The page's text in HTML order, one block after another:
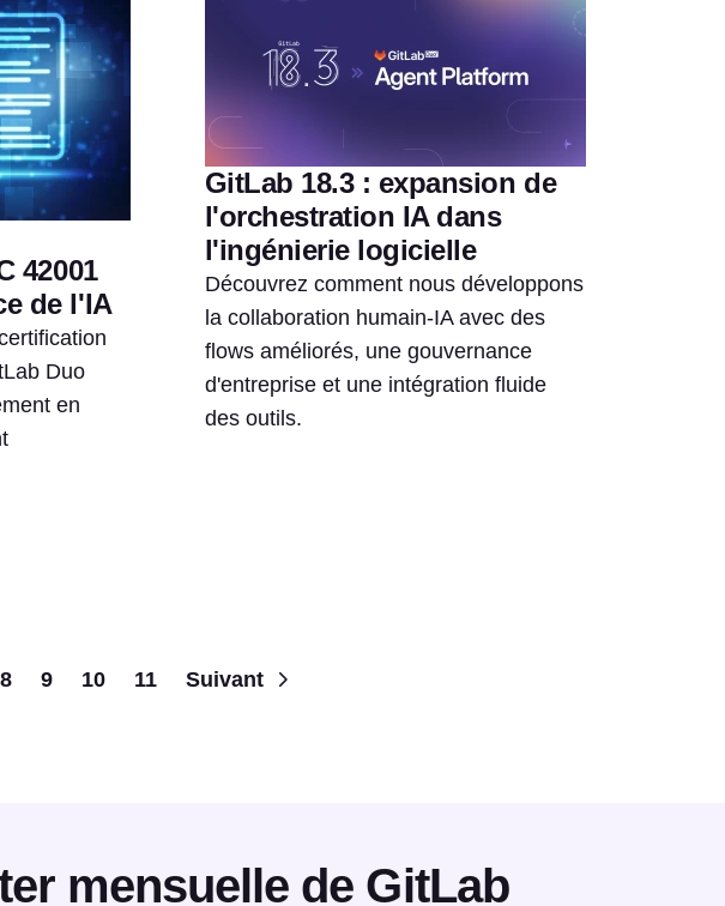
42001
de l'IA
Duo
en
GitLab 18.3 : expansion de
l'orchestration IA dans
l'ingénierie logicielle
Découvrez comment nous développons
la collaboration humain-IA avec des
flows améliorés, une gouvernance
d'entreprise et une intégration fluide
des outils.
8 9 10 11 Suivant
mensuelle de GitLab